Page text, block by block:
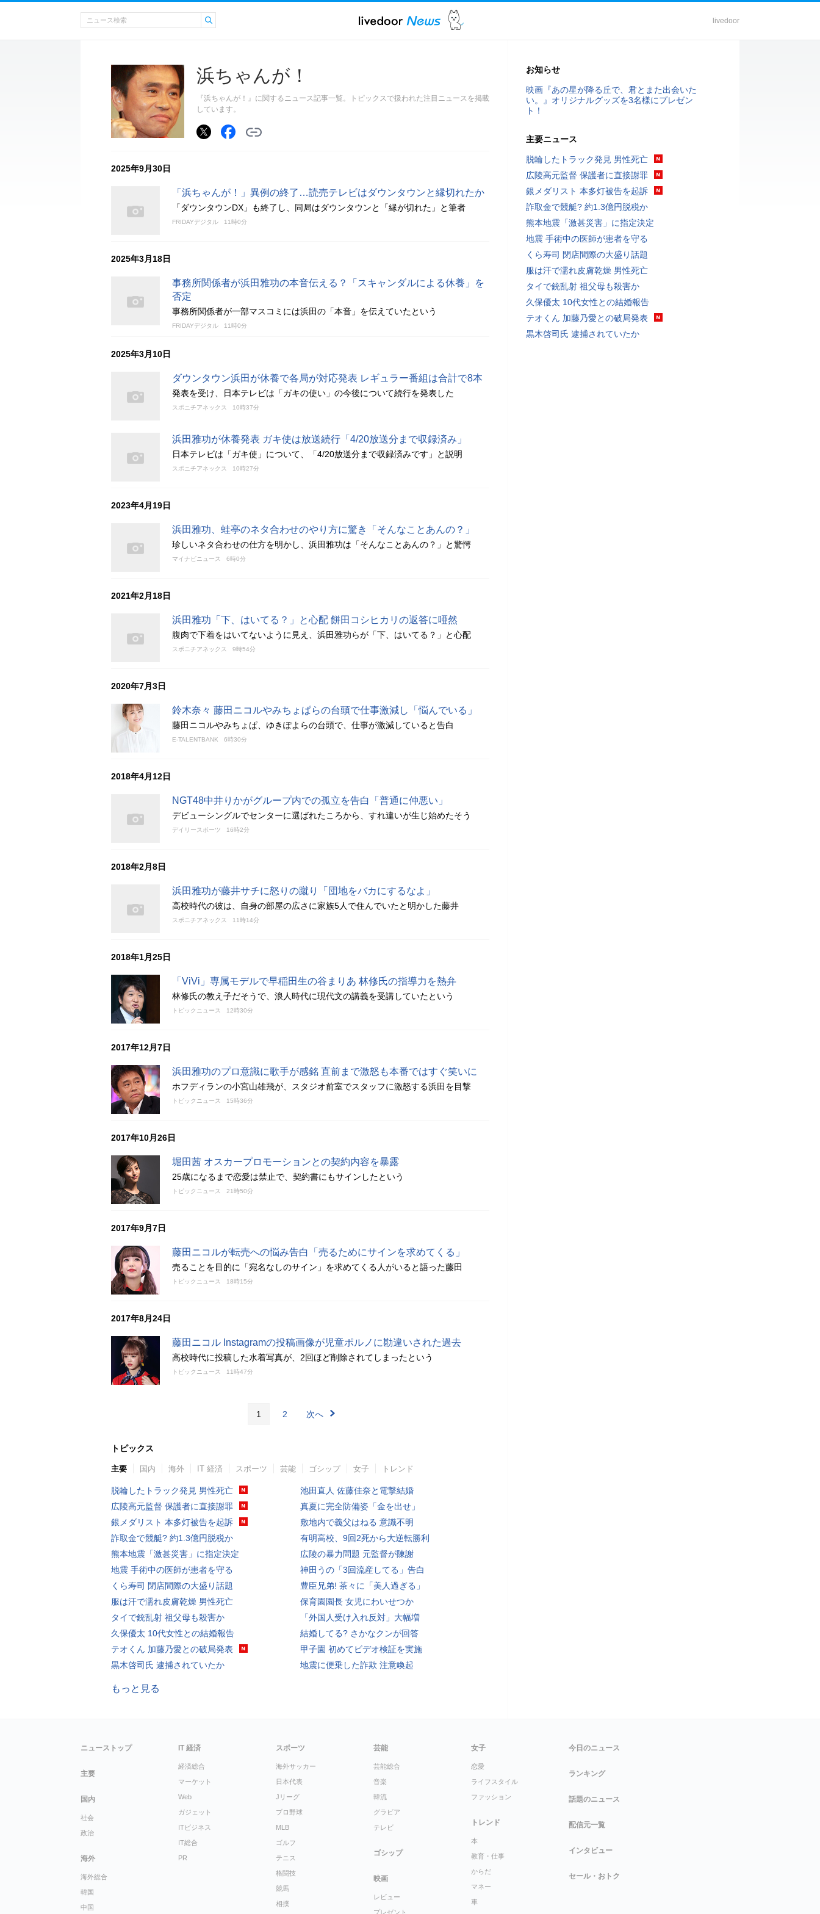
livedoor
浜ちゃんが！
『浜ちゃんが！』に関するニュース記事一覧。トピックスで扱われた注目ニュースを掲載
しています。
2025年9月30日
「浜ちゃんが！」異例の終了…読売テレビはダウンタウンと縁切れたか
「ダウンタウンDX」も終了し、同局はダウンタウンと「縁が切れた」と筆者
FRIDAYデジタル 11時0分
2025年3月18日
事務所関係者が浜田雅功の本音伝える？「スキャンダルによる休養」を
否定
事務所関係者が一部マスコミには浜田の「本音」を伝えていたという
FRIDAYデジタル 11時0分
2025年3月10日
ダウンタウン浜田が休養で各局が対応発表 レギュラー番組は合計で8本
発表を受け、日本テレビは「ガキの使い」の今後について続行を発表した
スポニチアネックス 10時37分
浜田雅功が休養発表 ガキ使は放送続行「4/20放送分まで収録済み」
日本テレビは「ガキ使」について、「4/20放送分まで収録済みです」と説明
スポニチアネックス 10時27分
2023年4月19日
浜田雅功、蛙亭のネタ合わせのやり方に驚き「そんなことあんの？」
珍しいネタ合わせの仕方を明かし、浜田雅功は「そんなことあんの？」と驚愕
マイナビニュース 6時0分
2021年2月18日
浜田雅功「下、はいてる？」と心配 餅田コシヒカリの返答に唖然
腹肉で下着をはいてないように見え、浜田雅功らが「下、はいてる？」と心配
スポニチアネックス 9時54分
2020年7月3日
鈴木奈々 藤田ニコルやみちょぱらの台頭で仕事激減し「悩んでいる」
藤田ニコルやみちょぱ、ゆきぽよらの台頭で、仕事が激減していると告白
E-TALENTBANK 6時30分
2018年4月12日
NGT48中井りかがグループ内での孤立を告白「普通に仲悪い」
デビューシングルでセンターに選ばれたころから、すれ違いが生じ始めたそう
デイリースポーツ 16時2分
2018年2月8日
浜田雅功が藤井サチに怒りの蹴り「団地をバカにするなよ」
高校時代の彼は、自身の部屋の広さに家族5人で住んでいたと明かした藤井
スポニチアネックス 11時14分
2018年1月25日
「ViVi」専属モデルで早稲田生の谷まりあ 林修氏の指導力を熱弁
林修氏の教え子だそうで、浪人時代に現代文の講義を受講していたという
トピックニュース 12時30分
2017年12月7日
浜田雅功のプロ意識に歌手が感銘 直前まで激怒も本番ではすぐ笑いに
ホフディランの小宮山雄飛が、スタジオ前室でスタッフに激怒する浜田を目撃
トピックニュース 15時36分
2017年10月26日
堀田茜 オスカープロモーションとの契約内容を暴露
25歳になるまで恋愛は禁止で、契約書にもサインしたという
トピックニュース 21時50分
2017年9月7日
藤田ニコルが転売への悩み告白「売るためにサインを求めてくる」
売ることを目的に「宛名なしのサイン」を求めてくる人がいると語った藤田
トピックニュース 18時15分
2017年8月24日
藤田ニコル Instagramの投稿画像が児童ポルノに勘違いされた過去
高校時代に投稿した水着写真が、2回ほど削除されてしまったという
トピックニュース 11時47分
1 2 次へ
トピックス
主要 国内 海外 IT 経済 スポーツ 芸能 ゴシップ 女子 トレンド
脱輪したトラック発見 男性死亡
広陵高元監督 保護者に直接謝罪
銀メダリスト 本多灯被告を起訴
詐取金で競艇? 約1.3億円脱税か
熊本地震「激甚災害」に指定決定
地震 手術中の医師が患者を守る
くら寿司 閉店間際の大盛り話題
服は汗で濡れ皮膚乾燥 男性死亡
タイで銃乱射 祖父母も殺害か
久保優太 10代女性との結婚報告
テオくん 加藤乃愛との破局発表
黒木啓司氏 逮捕されていたか
池田直人 佐藤佳奈と電撃結婚
真夏に完全防備姿「金を出せ」
敷地内で義父はねる 意識不明
有明高校、9回2死から大逆転勝利
広陵の暴力問題 元監督が陳謝
神田うの「3回流産してる」告白
豊臣兄弟! 茶々に「美人過ぎる」
保育園園長 女児にわいせつか
「外国人受け入れ反対」大幅増
結婚してる? さかなクンが回答
甲子園 初めてビデオ検証を実施
地震に便乗した詐欺 注意喚起
もっと見る
お知らせ
映画『あの星が降る丘で、君とまた出会いた
い。』オリジナルグッズを3名様にプレゼン
ト！
主要ニュース
脱輪したトラック発見 男性死亡
広陵高元監督 保護者に直接謝罪
銀メダリスト 本多灯被告を起訴
詐取金で競艇? 約1.3億円脱税か
熊本地震「激甚災害」に指定決定
地震 手術中の医師が患者を守る
くら寿司 閉店間際の大盛り話題
服は汗で濡れ皮膚乾燥 男性死亡
タイで銃乱射 祖父母も殺害か
久保優太 10代女性との結婚報告
テオくん 加藤乃愛との破局発表
黒木啓司氏 逮捕されていたか
ニューストップ
主要
国内
社会
政治
海外
海外総合
韓国
中国
IT 経済
経済総合
マーケット
Web
ガジェット
ITビジネス
IT総合
PR
スポーツ
海外サッカー
日本代表
Jリーグ
プロ野球
MLB
ゴルフ
テニス
格闘技
競馬
相撲
芸能
芸能総合
音楽
韓流
グラビア
テレビ
ゴシップ
映画
レビュー
プレゼント
女子
恋愛
ライフスタイル
ファッション
トレンド
本
教育・仕事
からだ
マネー
車
今日のニュース
ランキング
話題のニュース
配信元一覧
インタビュー
セール・おトク